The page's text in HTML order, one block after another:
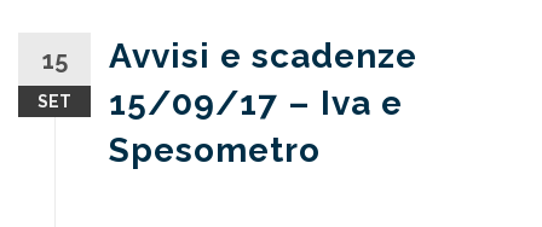
15
SET
Avvisi e scadenze
15/09/17 – Iva e
Spesometro